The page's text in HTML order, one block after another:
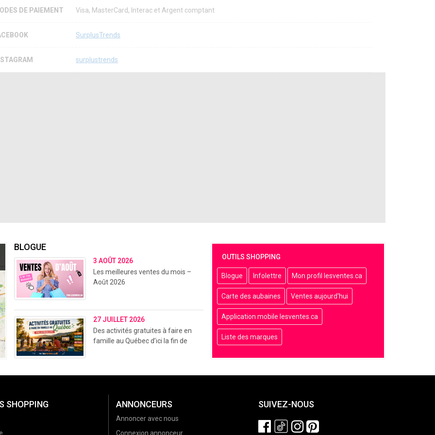
DE PAIEMENT Visa, MasterCard, Interac et Argent comptant
SurplusTrends
surplustrends
OUTILS SHOPPING
Blogue Infolettre Mon profil lesventes.ca
Carte des aubaines Ventes aujourd'hui
Application mobile lesventes.ca
Liste des marques
BLOGUE
3 AOÛT 2026
Les meilleures ventes du mois –
Août 2026
27 JUILLET 2026
Des activités gratuites à faire en
famille au Québec d’ici la fin de
SHOPPING ANNONCEURS
Annoncer avec nous
Connexion annonceur
SUIVEZ-NOUS